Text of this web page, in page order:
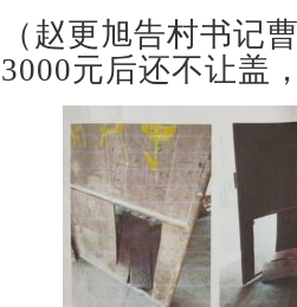
（赵更旭告村书记
3000元后还不让盖